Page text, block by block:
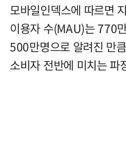
모바일인덱스에 따르면
이용자 수(MAU)는 770
500만명으로 알려진 만
소비자 전반에 미치는 파